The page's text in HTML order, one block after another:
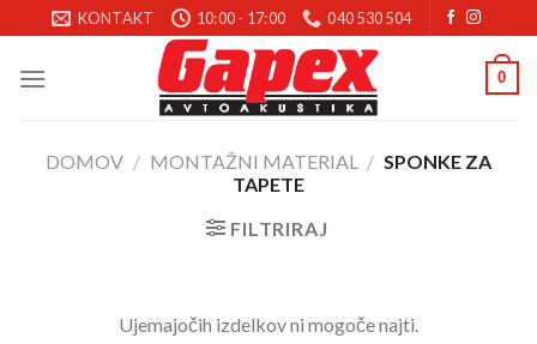
na
vsebino
KONTAKT 10:00 - 17:00 040 530 504
0
DOMOV / MONTAŽNI MATERIAL / SPONKE ZA
TAPETE
FILTRIRAJ
Ujemajočih izdelkov ni mogoče najti.